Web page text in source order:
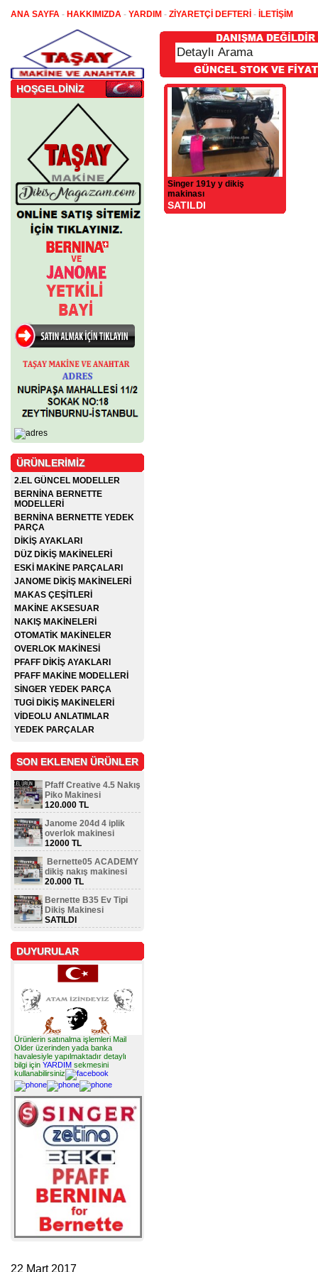
ANA SAYFA - HAKKIMIZDA - YARDIM - ZİYARETÇİ DEFTERİ - İLETİŞİM
HOŞGELDİNİZ
ÜRÜNLERİMİZ
2.EL GÜNCEL MODELLER
BERNİNA BERNETTE
MODELLERİ
BERNİNA BERNETTE YEDEK
PARÇA
DİKİŞ AYAKLARI
DÜZ DİKİŞ MAKİNELERİ
ESKİ MAKİNE PARÇALARI
JANOME DİKİŞ MAKİNELERİ
MAKAS ÇEŞİTLERİ
MAKİNE AKSESUAR
NAKIŞ MAKİNELERİ
OTOMATİK MAKİNELER
OVERLOK MAKİNESİ
PFAFF DİKİŞ AYAKLARI
PFAFF MAKİNE MODELLERİ
SİNGER YEDEK PARÇA
TUGİ DİKİŞ MAKİNELERİ
VİDEOLU ANLATIMLAR
YEDEK PARÇALAR
SON EKLENEN ÜRÜNLER
Pfaff Creative 4.5 Nakış
Piko Makinesi
120.000 TL
Janome 204d 4 iplik
overlok makinesi
12000 TL
Bernette05 ACADEMY
dikiş nakış makinesi
20.000 TL
Bernette B35 Ev Tipi
Dikiş Makinesi
SATILDI
DUYURULAR
Ürünlerin satınalma işlemleri Mail
Older üzerinden yada banka
havalesiyle yapılmaktadır detaylı
bilgi için YARDIM sekmesini
kullanabilirsiniz
Singer 191y y dikiş
makinası
SATILDI
22 Mart 2017